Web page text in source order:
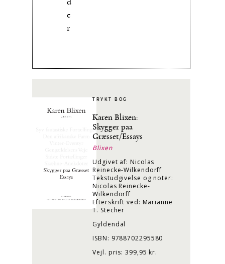
e
r
TRYKT BOG
Karen Blixen:
Skygger paa
Græsset/Essays
Blixen
Udgivet af: Nicolas
Reinecke-Wilkendorff
Tekstudgivelse og noter:
Nicolas Reinecke-
Wilkendorff
Efterskrift ved: Marianne
T. Stecher
Gyldendal
ISBN: 9788702295580
Vejl. pris: 399,95 kr.